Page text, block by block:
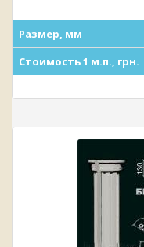
Размер, мм
Стоимость 1 м.п., грн.